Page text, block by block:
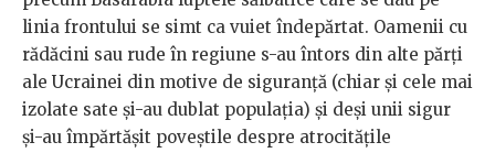
linia frontului se simt ca vuiet îndepărtat. Oamenii cu
rădăcini sau rude în regiune s-au întors din alte părți
ale Ucrainei din motive de siguranță (chiar și cele mai
izolate sate și-au dublat populația) și deși unii sigur
și-au împărtășit poveștile despre atrocitățile